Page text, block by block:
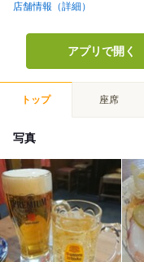
店舗情報（詳細）
アプリで開く
トップ 座席
写真